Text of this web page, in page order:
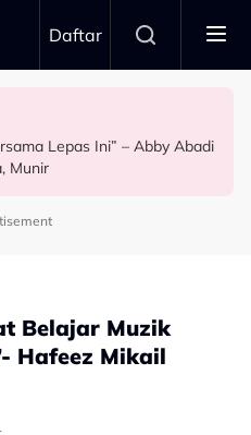
Daftar
Rizal Terkejut Dikenali
Lepas Ini” – Abby Abadi
Munir
Perfileman Asia Tahun
Enggan Tinggalkan
Belajar Muzik
Hafeez Mikail